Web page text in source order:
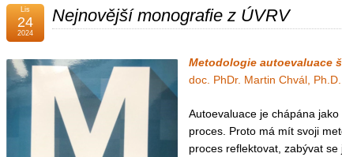
Nejnovější monografie z ÚVRV
Lis
24
2024
Metodologie autoevaluace
doc. PhDr. Martin Chvál, Ph.D.
Autoevaluace je chápána
proces. Proto má mít svoji
proces reflektovat, zabývat se